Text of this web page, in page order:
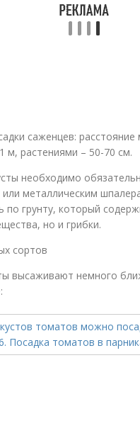
саженцев: расстояние
м, растениями – 50-70 см.
необходимо
металлическим
по грунту, который
но и грибки.
сортов
высаживают немного